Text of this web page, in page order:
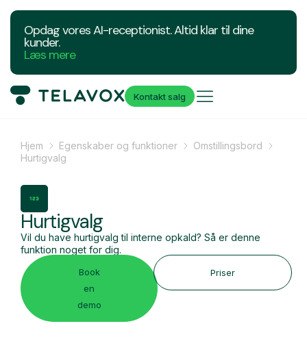
Opdag vores AI-receptionist. Altid klar til dine
kunder.
Læs mere
Kontakt salg
Hjem Egenskaber og funktioner
Omstillingsbord
Hurtigvalg
Hurtigvalg
Vil du have hurtigvalg til interne opkald? Så er denne
funktion noget for dig.
Book
en
demo
Priser